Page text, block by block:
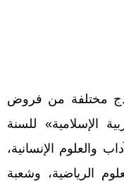
مختلفة من فروض
الإسلامية» للسنة
والعلوم الإنسانية،
الرياضية، وشعبة